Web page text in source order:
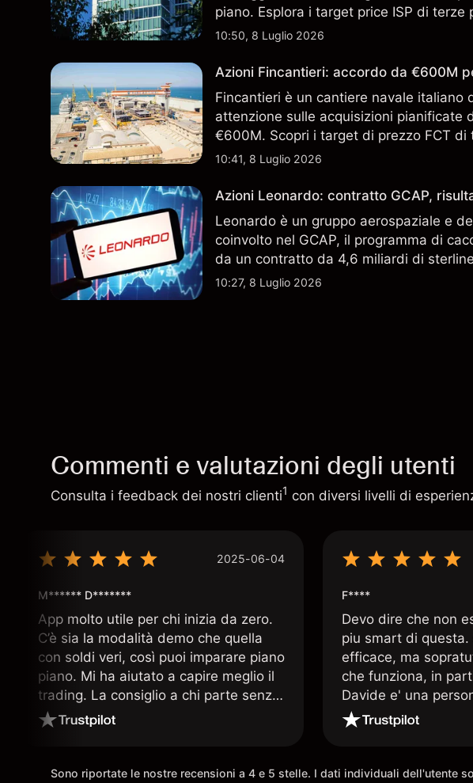
piano. Esplora i target price ISP di
performance passate non sono un
10:50, 8 Luglio 2026
Azioni Fincantieri: accordo da €600M
Fincantieri è un cantiere navale italiano
attenzione sulle acquisizioni pianificate
€600M. Scopri i target di prezzo FCT
performance passate non sono un
10:41, 8 Luglio 2026
Azioni Leonardo: contratto GCAP,
Leonardo è un gruppo aerospaziale e
coinvolto nel GCAP, il programma di
da un contratto da 4,6 miliardi di
indicatore affidabile dei risultati futuri.
10:27, 8 Luglio 2026
Commenti e valutazioni degli utenti
Consulta i feedback dei nostri clienti1 con diversi livelli di
2025-06-04
M****** D*******
App molto utile per chi inizia da zero.
C’è sia la modalità demo che quella
con soldi veri, così puoi imparare piano
piano. Mi ha aiutato a capire meglio il
trading. La consiglio a chi parte senza
esperienza.
F****
Devo dire che non
piu smart di questa.
efficace, ma
che funziona, in
Davide e' una
quando le tue
arrivano. super
Sono riportate le nostre recensioni a 4 e 5 stelle. I dati individuali dell'utente